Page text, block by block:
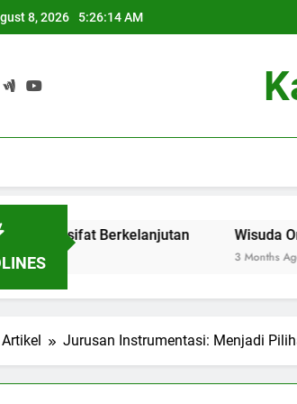
8, 2026 5:26:14 AM
Berkelanjutan Wisuda Online: Era
3 Months Ago
Artikel Jurusan Instrumentasi: Menjadi